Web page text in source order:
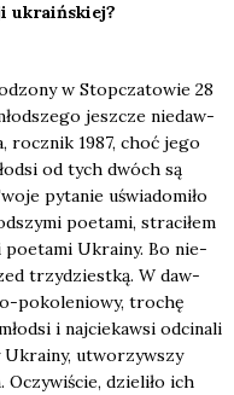
ukra­iń­skiej?
w Stop­cza­to­wie 28
jesz­cze nie­daw­
rocz­nik 1987, choć jego
od tych dwóch są
pyta­nie uświa­do­mi­ło
poeta­mi, stra­ci­łem
poeta­mi Ukra­iny. Bo nie­
trzy­dziest­ką. W daw­
poko­le­nio­wy, tro­chę
i naj­cie­kaw­si odci­na­li
utwo­rzyw­szy
dzie­li­ło ich